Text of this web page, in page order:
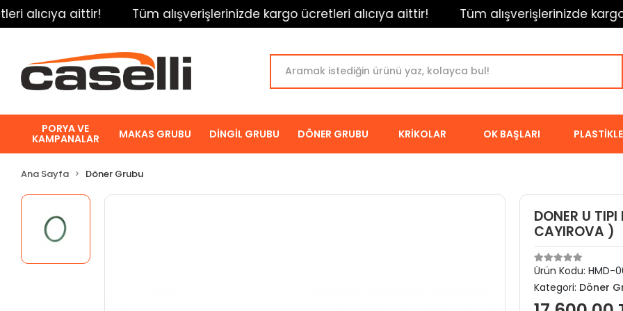
alıcıya aittir! Tüm alışverişlerinizde kargo ücretleri alıcıya aittir! Tüm alışverişlerinizde kargo
PORYA VE
KAMPANALAR MAKAS GRUBU DİNGİL GRUBU DÖNER GRUBU KRİKOLAR OK BAŞLARI
Ana Sayfa Döner Grubu
DONER U
CAYIROVA )
Ürün Kodu:HMD-
Kategori: Döner